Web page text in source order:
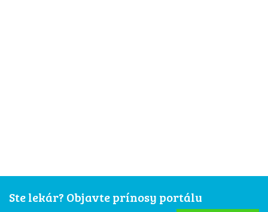
Ste lekár? Objavte prínosy portálu